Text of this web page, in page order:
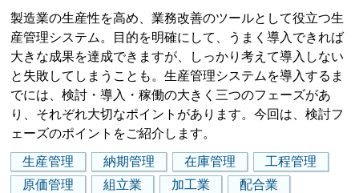
製造業の生産性を高め、業務改善のツールとして役立つ生
産管理システム。目的を明確にして、うまく導入できれば
大きな成果を達成できますが、しっかり考えて導入しない
と失敗してしまうことも。生産管理システムを導入するま
でには、検討・導入・稼働の大きく三つのフェーズがあ
り、それぞれ大切なポイントがあります。今回は、検討フ
ェーズのポイントをご紹介します。
生産管理 納期管理 在庫管理
工程管理
原価管理
組立業 加工業
配合業